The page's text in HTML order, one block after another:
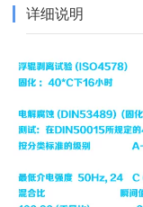
详细说明